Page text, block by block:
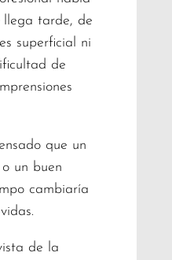
llega tarde, de
superficial ni
de
que un
un buen
cambiaría
de la